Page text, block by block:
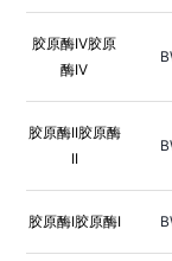
胶原酶IV胶原
酶IV
胶原酶II胶原酶
II
胶原酶I胶原酶I